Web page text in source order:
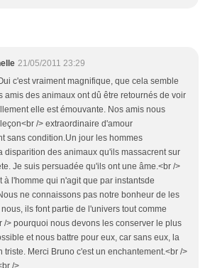
21/05/2011 23:29
c'est vraiment magnifique, que cela semble
amis des animaux ont dû être retournés de voir
elle est émouvante. Nos amis nous
/> extraordinaire d'amour
sans condition.Un jour les hommes
disparition des animaux qu'ils massacrent sur
Je suis persuadée qu'ils ont une âme.<br />
à l'homme qui n'agit que par instantsde
ne connaissons pas notre bonheur de les
ils font partie de l'univers tout comme
/> pourquoi nous devons les conserver le plus
et nous battre pour eux, car sans eux, la
triste. Merci Bruno c'est un enchantement.<br />
/>